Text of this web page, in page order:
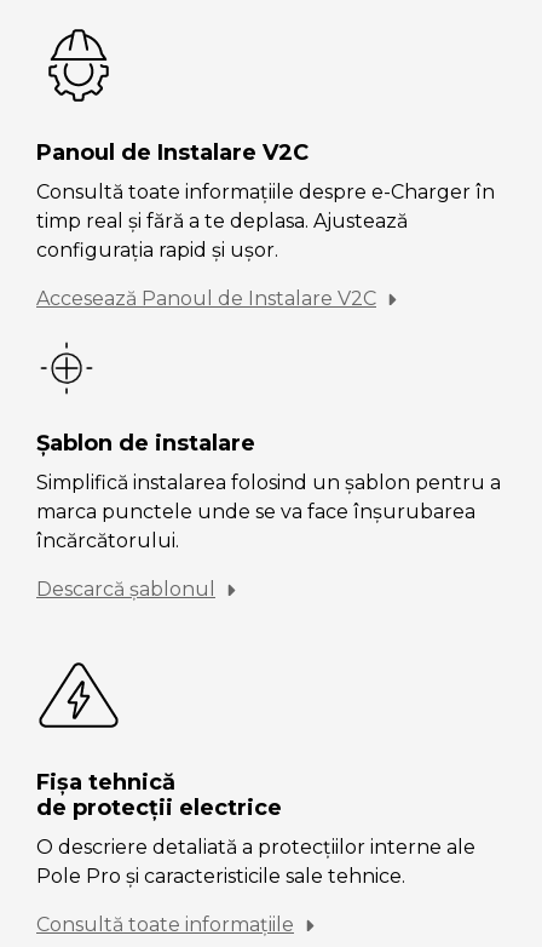
Panoul de Instalare V2C
Consultă toate informațiile despre e-Charger în
timp real și fără a te deplasa. Ajustează
configurația rapid și ușor.
Accesează Panoul de Instalare V2C
Șablon de instalare
Simplifică instalarea folosind un șablon pentru a
marca punctele unde se va face înșurubarea
încărcătorului.
Descarcă șablonul
Fișa tehnică
de protecții electrice
O descriere detaliată a protecțiilor interne ale
Pole Pro și caracteristicile sale tehnice.
Consultă toate informațiile